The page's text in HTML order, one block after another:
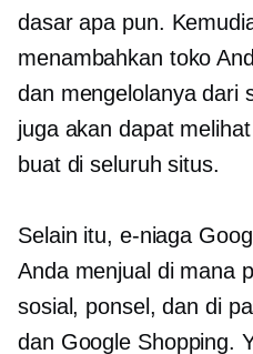
dasar apa pun.
menambahkan toko
dan mengelolanya dari
juga akan dapat
buat di seluruh situs.
Selain itu, e-niaga
Anda menjual di mana
sosial, ponsel, dan di
dan Google Shopping.